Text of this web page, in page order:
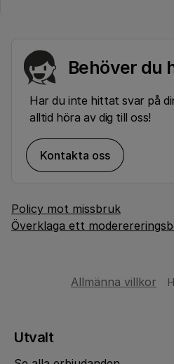
Behöver du
Har du inte hittat svar på
alltid höra av dig till oss!
Kontakta oss
Policy mot missbruk
Överklaga ett
Allmänna villkor
Utvalt